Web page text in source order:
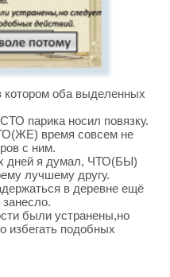
котором оба выделенных
парика носил повязку.
время совсем не
с ним.
я думал, ЧТО(БЫ)
лучшему другу.
в деревне ещё
были устранены,но
избегать подобных